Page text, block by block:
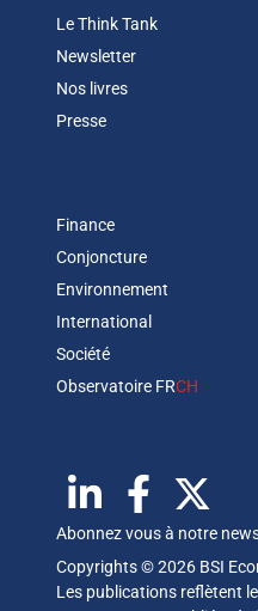
Le Think Tank
Newsletter
Nos livres
Presse
Finance
Conjoncture
Environnement
International
Société
Observatoire FRCH
Abonnez vous à notre
Copyrights © 2026 BSI
Les publications reflètent